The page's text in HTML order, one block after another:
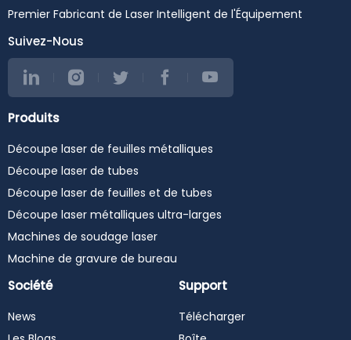
Premier Fabricant de Laser Intelligent de l'Équipement
Suivez-Nous
Produits
Découpe laser de feuilles métalliques
Découpe laser de tubes
Découpe laser de feuilles et de tubes
Découpe laser métalliques ultra-larges
Machines de soudage laser
Machine de gravure de bureau
Société
News
Support
Télécharger